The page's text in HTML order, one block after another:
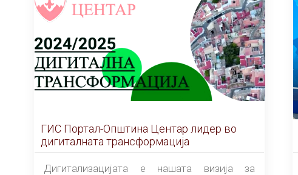
ГИС Портал-Општина Центар лидер во
дигиталната трансформација
Дигитализацијата е нашата визија за